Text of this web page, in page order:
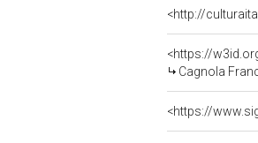
<http://
<https://
Cagnola
<https://